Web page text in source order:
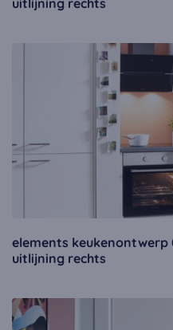
uitlijning rechts
elements keukenontwerp
uitlijning rechts